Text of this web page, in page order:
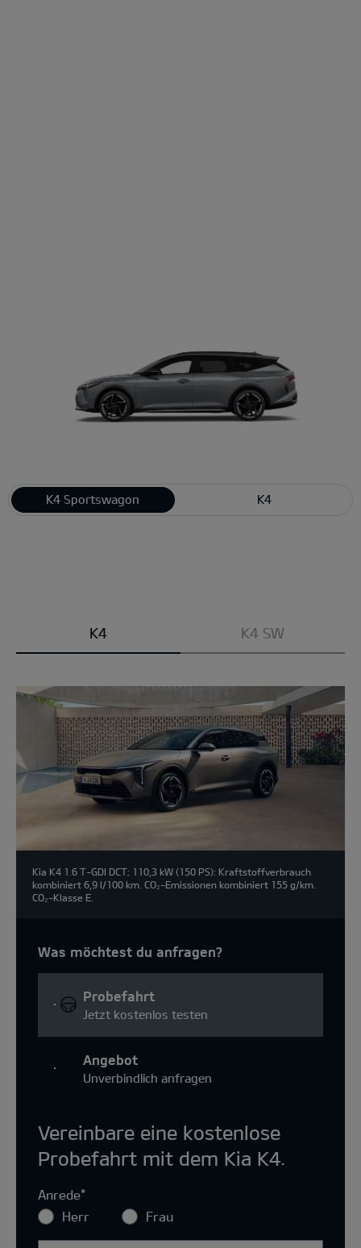
K4 Sportswagon K4
K4 K4 SW
Kia K4 1.6 T-GDI DCT; 110,3 kW (150 PS): Kraftstoffverbrauch
kombiniert 6,9 l/100 km. CO₂-Emissionen kombiniert 155 g/km.
CO₂-Klasse E.
Was möchtest du anfragen?
Probefahrt
Jetzt kostenlos testen
Angebot
Unverbindlich anfragen
Vereinbare eine kostenlose
Probefahrt mit dem Kia K4.
Anrede*
Herr
Frau